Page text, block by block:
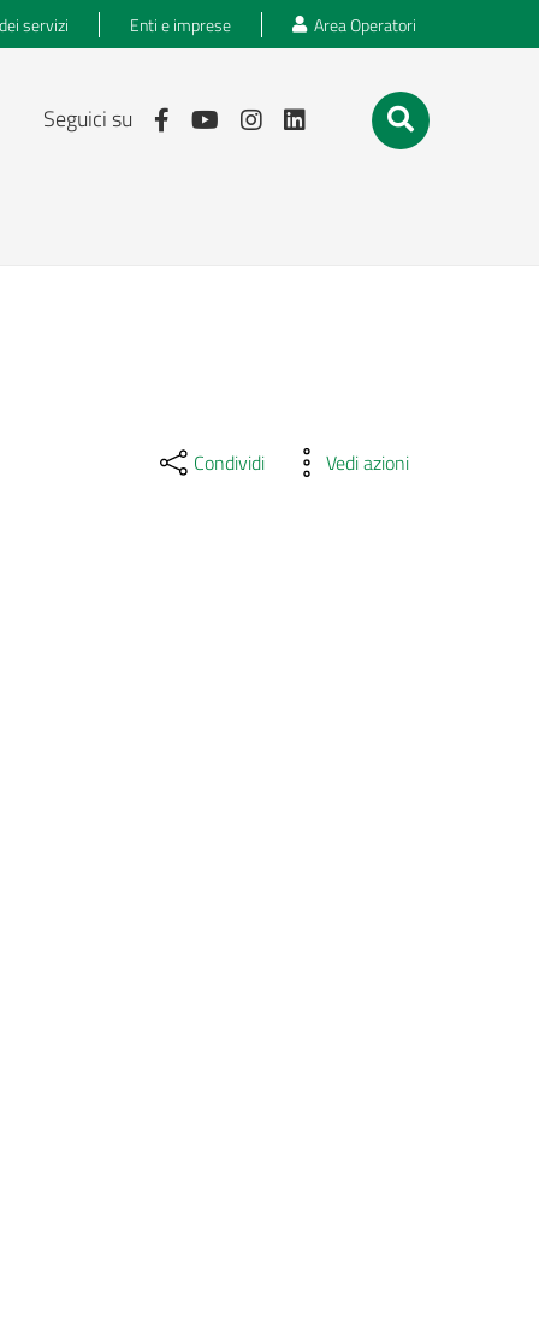
servizi Enti e imprese Area Operatori
Seguici su
Condividi Vedi azioni